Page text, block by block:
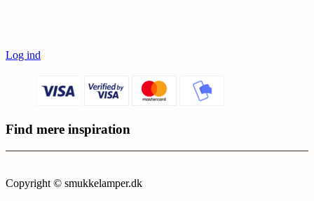
Log ind
Find mere inspiration
Copyright © smukkelamper.dk